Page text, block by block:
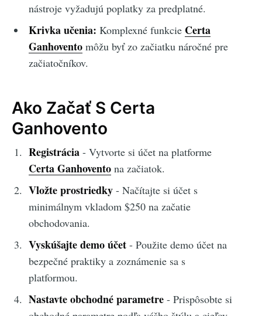
nástroje vyžadujú poplatky za predplatné.
Krivka učenia: Komplexné funkcie Certa
Ganhoventomôžu byť zo začiatku náročné pre
začiatočníkov.
Ako Začať S Certa
Ganhovento
Registrácia- Vytvorte si účet na platforme
Certa Ganhoventona začiatok.
Vložte prostriedky- Načítajte si účet s
minimálnym vkladom $250 na začatie
obchodovania.
Vyskúšajte demo účet- Použite demo účet na
bezpečné praktiky a zoznámenie sa s
platformou.
Nastavte obchodné parametre- Prispôsobte si